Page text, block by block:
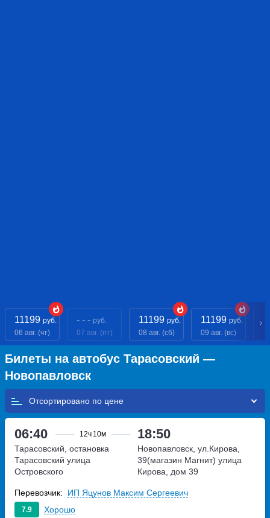
11199 руб.
06 авг. (чт)
- - - руб.
07 авг. (пт)
11199 руб.
08 авг. (сб)
11199 руб.
09 авг. (вс)
Билеты на автобус Тарасовский —
Новопавловск
Отсортировано по
06:40 12ч 10м 18:50
Тарасовский, остановка
Тарасовский улица
Островского
Новопавловск, ул.Кирова,
39(магазин Магнит) улица
Кирова, дом 39
7.9 Хорошо
Перевозчик: ИП Яцунов Максим Сергеевич